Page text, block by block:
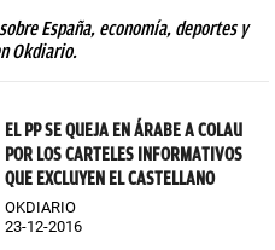
España, economía, deportes y
Okdiario.
EL PP SE QUEJA EN ÁRABE A COLAU
POR LOS CARTELES INFORMATIVOS
QUE EXCLUYEN EL CASTELLANO
OKDIARIO
23-12-2016